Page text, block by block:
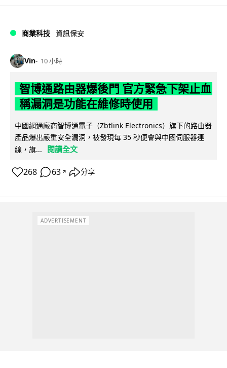
商業科技 資訊保安
Vin 10 小時
智博通路由器爆後門 官方緊急下架止血
稱漏洞是功能在維修時使用
中國網通廠商智博通電子（Zbtlink Electronics）旗下的路由器
產品爆出嚴重安全漏洞，被發現每 35 秒便會與中國伺服器連
線，旗...
閱讀全文
268 63 ↗ 分享
ADVERTISEMENT